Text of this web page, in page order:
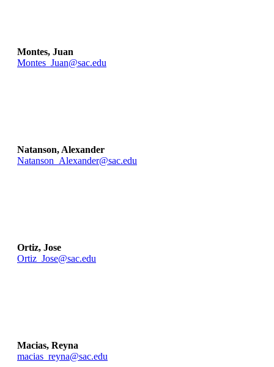
Montes, Juan
Montes_Juan@sac.edu
Natanson, Alexander
Natanson_Alexander@sac.edu
Ortiz, Jose
Ortiz_Jose@sac.edu
Macias, Reyna
macias_reyna@sac.edu